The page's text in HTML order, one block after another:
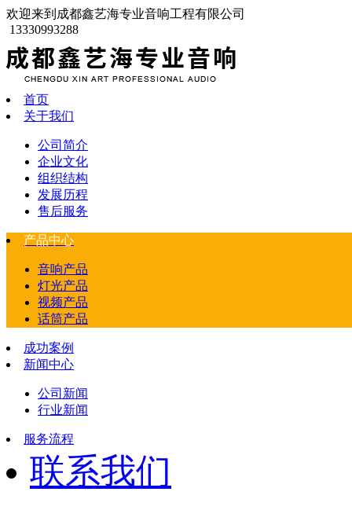
欢迎来到成都鑫艺海专业音响工程有限公司
13330993288
首页
关于我们
公司简介
企业文化
组织结构
发展历程
售后服务
产品中心
音响产品
灯光产品
视频产品
话筒产品
成功案例
新闻中心
公司新闻
行业新闻
服务流程
联系我们